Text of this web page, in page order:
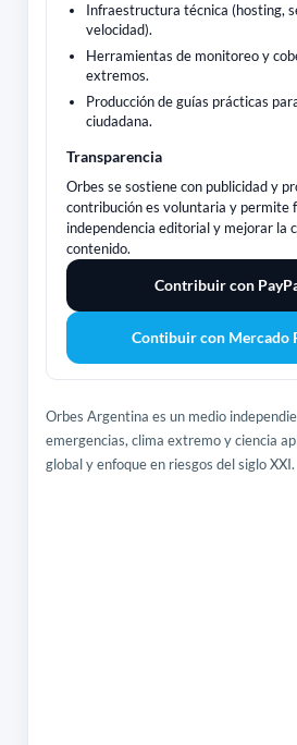
Infraestructura técnica (hosting,
velocidad).
Herramientas de monitoreo y
extremos.
Producción de guías prácticas
ciudadana.
Transparencia
Orbes se sostiene con publicidad y
contribución es voluntaria y permite
independencia editorial y mejorar la
contenido.
Contribuir con
Contibuir con Mercado
Orbes Argentina es un medio
emergencias, clima extremo y ciencia
global y enfoque en riesgos del siglo XXI.